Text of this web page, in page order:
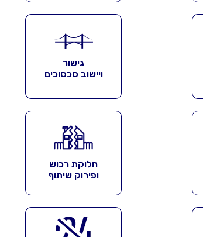
גישור
ויישוב סכסוכים
חלוקת רכוש
ופירוק שיתוף